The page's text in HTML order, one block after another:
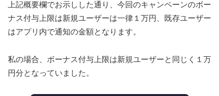
上記概要欄でお示しした通り、今回のキャンペーンのボー
ナス付与上限は新規ユーザーは一律１万円、既存ユーザー
はアプリ内で通知の金額となります。
私の場合、ボーナス付与上限は新規ユーザーと同じく１万
円分となっていました。